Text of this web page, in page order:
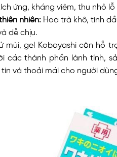
ứng, kháng viêm, thu nhỏ
nhiên: Hoa trà khô, tinh
dễ chịu.
mùi, gel Kobayashi còn hỗ
các thành phần lành tính,
và thoải mái cho người